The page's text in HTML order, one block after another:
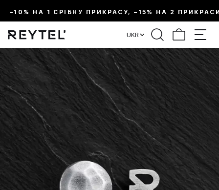
–10% НА 1 СРІБНУ ПРИКРАСУ, –15% НА 2
UKR